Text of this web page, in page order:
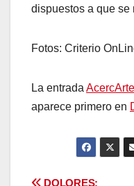
dispuestos a que se
Fotos: Criterio
La entrada
aparece primero en
DOLORES: